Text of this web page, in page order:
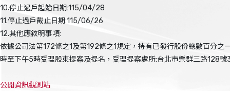
10.停止過戶起始日期:115/04/28
11.停止過戶截止日期:115/06/26
12.其他應敘明事項:
依據公司法第172條之1及第192條之1規定，持有已發行股份總數百分
時至下午5時受理股東提案及提名，受理提案處所:台北市樂群三路128
公開資訊觀測站